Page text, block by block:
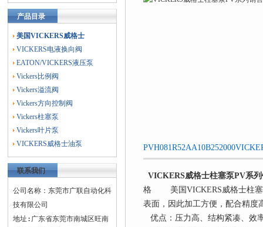
产品目录
美国VICKERS威格士
VICKERS电液换向阀
EATON/VICKERS液压泵
Vickers比例阀
Vickers溢流阀
Vickers方向控制阀
Vickers柱塞泵
Vickers叶片泵
VICKERS威格士油泵
联系我们
公司名称：东莞市广联自动化科
技有限公司
地址:广东省东莞市南城区旺南
VICKERS威格士柱塞泵PV系
格 美国VICKERS威格士柱塞
表面，因此加工方便，配合精度
优点：压力高、结构紧凑、效